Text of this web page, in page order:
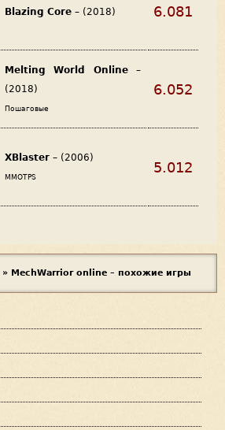
Blazing Core – (2018) 6.081
Melting World Online–
(2018)
Пошаговые
6.052
XBlaster – (2006)
MMOTPS
5.012
» MechWarrior online – похожие игры